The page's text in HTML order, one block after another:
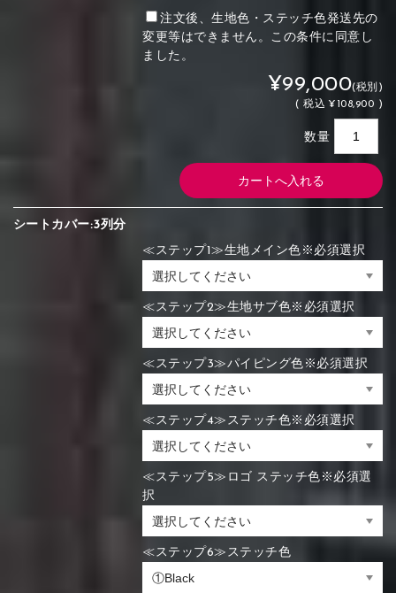
注文後、生地色・ステッチ色発送先の
変更等はできません。この条件に同意し
ました。
¥99,000(税別)
(税込 ¥108,900 )
数量
シートカバー:3列分
≪ステップ1≫生地メイン色※必須選択
≪ステップ2≫生地サブ色※必須選択
≪ステップ3≫パイピング色※必須選択
≪ステップ4≫ステッチ色※必須選択
≪ステップ5≫ロゴ ステッチ色※必須選
択
≪ステップ6≫ステッチ色